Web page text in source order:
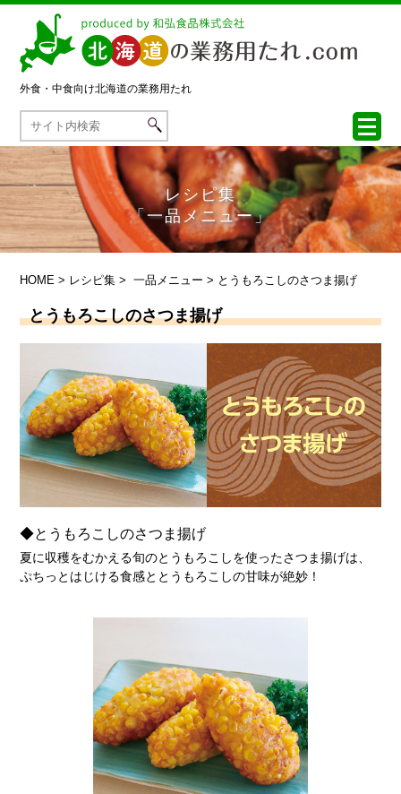
外食・中食向け北海道の業務用たれ
レシピ集
「一品メニュー」
HOME > レシピ集 >一品メニュー > とうもろこしのさつま揚げ
とうもろこしのさつま揚げ
◆とうもろこしのさつま揚げ
夏に収穫をむかえる旬のとうもろこしを使ったさつま揚げは、
ぷちっとはじける食感ととうもろこしの甘味が絶妙！